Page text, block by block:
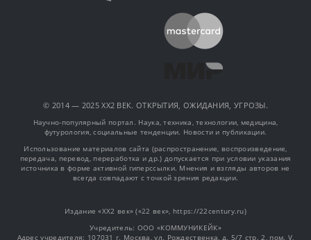
© 2014 — 2025 XX2 ВЕК. ОТКРЫТИЯ, ОЖИДАНИЯ, УГРОЗЫ.
Научно-популярный портал. Наука, техника, технологии, медицина,
футурология, социальные тенденции. Новости и публикации.
Использование материалов сайта (распространение, воспроизведение,
передача, перевод, переработка и др.) допускается при условии указания
источника в форме активной гиперссылки. Мнения и взгляды авторов не
всегда совпадают с точкой зрения редакции.
Издание «XX2 век» («22 век», https://22century.ru)
Учредитель: OOO «КОММУНИКЕЙК»
Адрес учредителя: 107031 г. Москва, ул. Рождественка, д. 5/7 стр. 2, пом. V,